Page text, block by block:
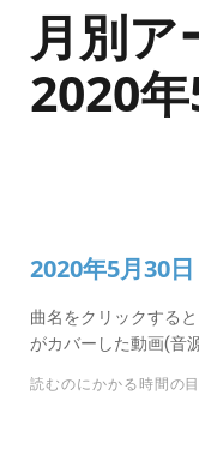
バ
ン
ド
ル
月別ア
2020年
2020年5月30
曲名をクリックする
がカバーした動画(音
読むのにかかる時間の